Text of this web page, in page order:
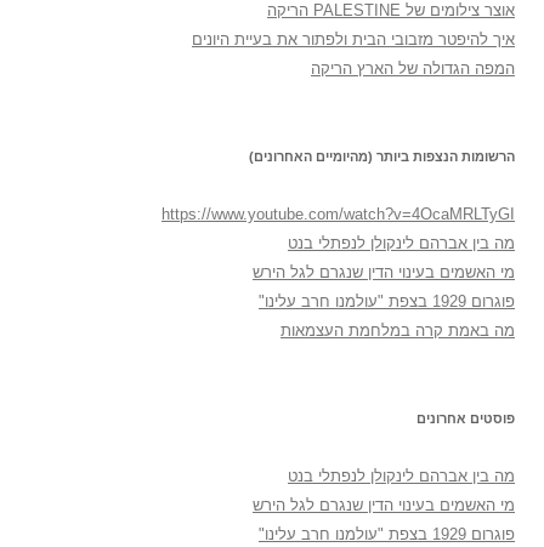
אוצר צילומים של PALESTINE הריקה
איך להיפטר מזבובי הבית ולפתור את בעיית היונים
המפה הגדולה של הארץ הריקה
הרשומות הנצפות ביותר (מהיומיים האחרונים)
https://www.youtube.com/watch?v=4OcaMRLTyGI
מה בין אברהם לינקולן לנפתלי בנט
מי האשמים בעינוי הדין שנגרם לגל הירש
פוגרום 1929 בצפת "עולמנו חרב עלינו"
מה באמת קרה במלחמת העצמאות
פוסטים אחרונים
מה בין אברהם לינקולן לנפתלי בנט
מי האשמים בעינוי הדין שנגרם לגל הירש
פוגרום 1929 בצפת "עולמנו חרב עלינו"